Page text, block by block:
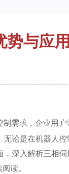
势与应用
需求，企业用
论是在机器人
深入解析三相
读。